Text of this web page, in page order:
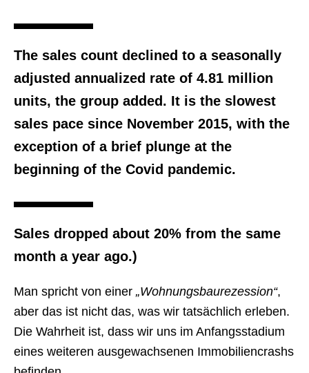
The sales count declined to a seasonally
adjusted annualized rate of 4.81 million
units, the group added. It is the slowest
sales pace since November 2015, with the
exception of a brief plunge at the
beginning of the Covid pandemic.
Sales dropped about 20% from the same
month a year ago.)
Man spricht von einer „Wohnungsbaurezession“,
aber das ist nicht das, was wir tatsächlich erleben.
Die Wahrheit ist, dass wir uns im Anfangsstadium
eines weiteren ausgewachsenen Immobiliencrashs